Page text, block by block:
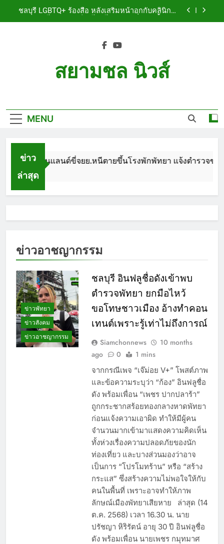
รับผิดชอบ พร้อมเตือนอย่าหลงเชื่อรีวิวราคาถูก
ชลบุรี หนุ่มใหญ่ออสซี่พาสาวไทยวัย 17 เข้าคอนโด
ล้าน ปรับ ห้องประชุม–ห้องผู้บริหาร
แจ้งตำรวจช่วย หลังถูกคู่รัก LGBTQ+ ใช้ของมีคมแทง
เจ็บสาหัส
ชลบุรี LGBTQ+ ร้องสื่อ หลังเสริมหน้าอกกับคลินิกชื่อ
ก่อนพบเป็นศพเปลือยยัดกระเป๋า ทิ้งริมทางรถไฟ รวบ
ชลบุรี ฉลุยก่อนหมดวาระ! สภาเมืองพัทยา ผ่านงบ 5.7
สยามชล นิวส์
MENU
ข่าว
ล่าสุด
นทท.ฟินแลนด์ขี่จยย.หนีตายขึ้นโรงพักพัทยา แจ้งตำรวจช่วย หลั
ข่าวอาชญากรรม
ข่าวพัทยา
ข่าวสังคม
ข่าวอาชญากรรม
ชลบุรี อินฟลูชื่อดังเข้าพบ
ตำรวจพัทยา ยกมือไหว้
ขอโทษชาวเมือง อ้างทำคอน
เทนต์เพราะรู้เท่าไม่ถึงการณ์
Siamchonnews
10 months
ago
0 1 mins
จากกรณีเพจ “เจ๊ม่อย V+” โพสต์ภาพ
และข้อความระบุว่า “ก้อง” อินฟลูชื่อ
ดัง พร้อมเพื่อน “เพชร ปากปลาร้า”
ถูกกระชากสร้อยทองกลางหาดพัทยา
ก่อนแจ้งความเอาผิด ทำให้มีผู้คน
จำนวนมากเข้ามาแสดงความคิดเห็น
ทั้งห่วงเรื่องความปลอดภัยของนัก
ท่องเที่ยว และบางส่วนมองว่าอาจ
เป็นการ “โปรโมทร้าน” หรือ “สร้าง
กระแส” ซึ่งสร้างความไม่พอใจให้กับ
คนในพื้นที่ เพราะอาจทำให้ภาพ
ลักษณ์เมืองพัทยาเสียหาย ล่าสุด (14
ต.ค. 2568) เวลา 16.30 น. นาย
ปรัชญา หิริรัตน์ อายุ 30 ปี อินฟลูชื่อ
ดัง พร้อมเพื่อน นายเพชร กมุทมาศ